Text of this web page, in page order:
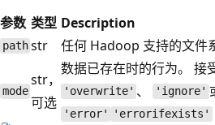
参数 类型 Description
path str 任何 Hadoop 支持的文件
mode
str，
可选
数据已存在时的行为。 接
'overwrite' 、 'ignore'
'error' 'errorifexists'